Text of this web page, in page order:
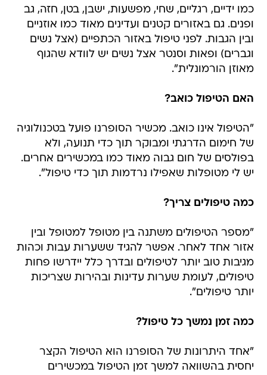
כמו ידיים, רגליים, שחי, מפשעות, ישבן, בטן, חזה, גב
ופנים. גם באזורים קטנים ועדינים מאוד כמו אוזניים
ובין הגבות. לפני טיפול באזור הכתפיים (אצל נשים
וגברים) ופאות וסנטר אצל נשים יש לוודא שהגוף
מאוזן הורמונלית".
האם הטיפול כואב?
"הטיפול אינו כואב. מכשיר הסופרנו פועל בטכנולוגיה
של חימום הדרגתי ומבוקר תוך כדי תנועה, ולא
בפולסים של חום גבוה מאוד כמו במכשירים אחרים.
יש לי מטופלות שאפילו נרדמות תוך כדי טיפול".
כמה טיפולים צריך?
"מספר הטיפולים משתנה בין מטופל למטופל ובין
אזור אחד לאחר. אפשר להגיד ששערות עבות וכהות
מגיבות טוב יותר לטיפולים ובדרך כלל יידרשו פחות
טיפולים, לעומת שערות עדינות ובהירות שצריכות
יותר טיפולים".
כמה זמן נמשך כל טיפול?
"אחד היתרונות של הסופרנו הוא הטיפול הקצר
יחסית בהשוואה למשך זמן הטיפול במכשירים